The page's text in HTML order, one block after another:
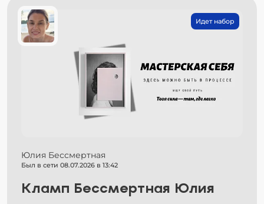
Идет набор
Юлия Бессмертная
Был в сети 08.07.2026 в 13:42
Кламп Бессмертная Юлия